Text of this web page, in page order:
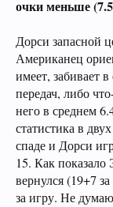
очки меньше
Дорси запасной
Американец
имеет, забивает
передач, либо
него в среднем
статистика в
спаде и Дорси
15. Как
вернулся (19+7
за игру. Не